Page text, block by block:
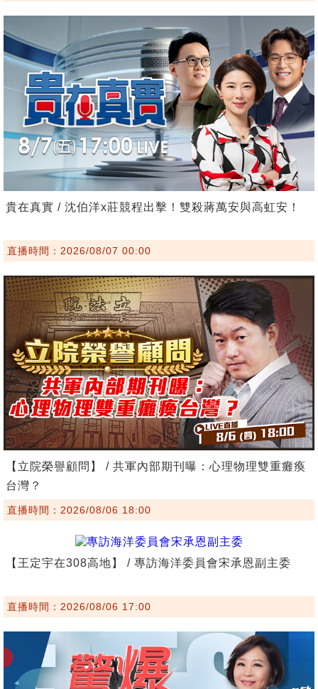
貴在真實 / 沈伯洋x莊競程出擊！雙殺蔣萬安與高虹安！
直播時間：2026/08/07 00:00
【立院榮譽顧問】 / 共軍內部期刊曝：心理物理雙重癱瘓
台灣？
直播時間：2026/08/06 18:00
【王定宇在308高地】 / 專訪海洋委員會宋承恩副主委
直播時間：2026/08/06 17:00